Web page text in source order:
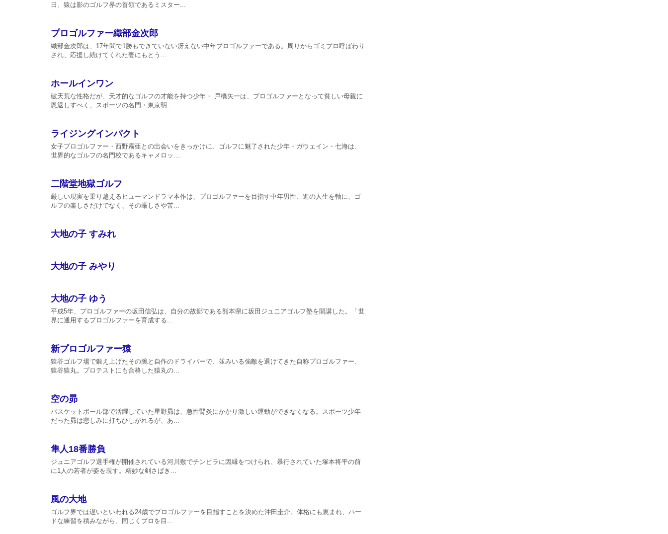
日、猿は影のゴルフ界の首領であるミスター...
プロゴルファー織部金次郎
織部金次郎は、17年間で1勝もできていない冴えない中年プロゴルファーである。周りからゴミプロ呼ばわり
され、応援し続けてくれた妻にもとう...
ホールインワン
破天荒な性格だが、天才的なゴルフの才能を持つ少年・ 戸橋矢一は、プロゴルファーとなって貧しい母親に
恩返しすべく、スポーツの名門・東京明...
ライジングインパクト
女子プロゴルファー・西野霧亜との出会いをきっかけに、ゴルフに魅了された少年・ガウェイン・七海は、
世界的なゴルフの名門校であるキャメロッ...
二階堂地獄ゴルフ
厳しい現実を乗り越えるヒューマンドラマ本作は、プロゴルファーを目指す中年男性、進の人生を軸に、ゴ
ルフの楽しさだけでなく、その厳しさや苦...
大地の子 すみれ
大地の子 みやり
大地の子 ゆう
平成5年、プロゴルファーの坂田信弘は、自分の故郷である熊本県に坂田ジュニアゴルフ塾を開講した。「世
界に通用するプロゴルファーを育成する...
新プロゴルファー猿
猿谷ゴルフ場で鍛え上げたその腕と自作のドライバーで、並みいる強敵を退けてきた自称プロゴルファー、
猿谷猿丸。プロテストにも合格した猿丸の...
空の昴
バスケットボール部で活躍していた星野昴は、急性腎炎にかかり激しい運動ができなくなる。スポーツ少年
だった昴は悲しみに打ちひしがれるが、あ...
隼人18番勝負
ジュニアゴルフ選手権が開催されている河川敷でチンピラに因縁をつけられ、暴行されていた塚本将平の前
に1人の若者が姿を現す。精妙な剣さばき...
風の大地
ゴルフ界では遅いといわれる24歳でプロゴルファーを目指すことを決めた沖田圭介。体格にも恵まれ、ハー
ドな練習を積みながら、同じくプロを目...